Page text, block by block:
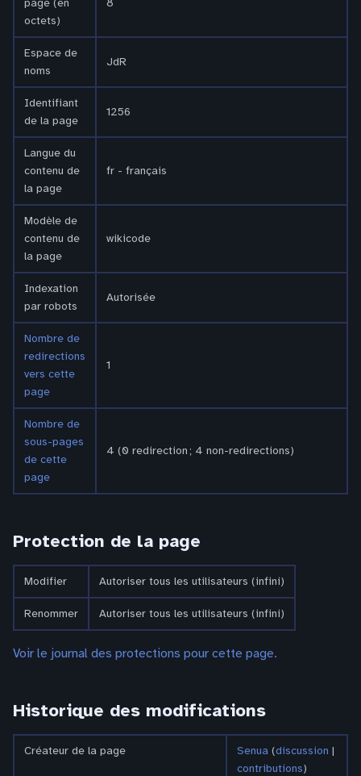
page (en
octets)
8
Espace de
noms
JdR
Identifiant
de la page
1256
Langue du
contenu de
la page
fr - français
Modèle de
contenu de
la page
wikicode
Indexation
par robots
Autorisée
Nombre de
redirections
vers cette
page
1
Nombre de
sous-pages
de cette
page
4 (0 redirection ; 4 non-redirections)
Protection de la page
Modifier Autoriser tous les utilisateurs (infini)
Renommer Autoriser tous les utilisateurs (infini)
Voir le journal des protections pour cette page.
Historique des modifications
Créateur de la page Senua (discussion |
contributions)